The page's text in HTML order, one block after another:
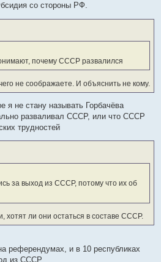
со стороны РФ.
почему СССР развалился
не соображаете. И объяснить не кому.
я не стану называть Горбачёва
разваливал СССР, или что СССР
трудностей
за выход из СССР, потому что их об
хотят ли они остаться в составе СССР.
референдумах, и в 10 республиках
из СССР